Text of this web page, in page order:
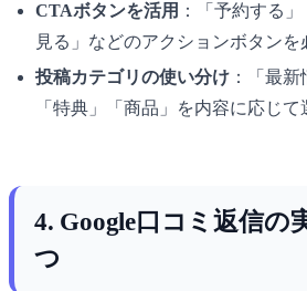
CTAボタンを活用 ：「予約する
見る」などのアクションボタンを
投稿カテゴリの使い分け ：「最
「特典」「商品」を内容に応じて
4. Google口コミ返信の
つ